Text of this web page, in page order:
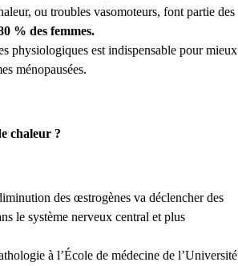
ou troubles vasomoteurs, font partie des
% des femmes.
physiologiques est indispensable pour mieux
ménopausées.
chaleur ?
des œstrogènes va déclencher des
le système nerveux central et plus
à l’École de médecine de l’Université